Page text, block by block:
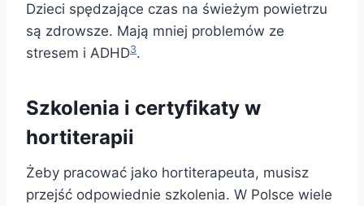
Dzieci spędzające czas na świeżym powietrzu
są zdrowsze. Mają mniej problemów ze
stresem i ADHD3.
Szkolenia i certyfikaty w
hortiterapii
Żeby pracować jako hortiterapeuta, musisz
przejść odpowiednie szkolenia. W Polsce wiele